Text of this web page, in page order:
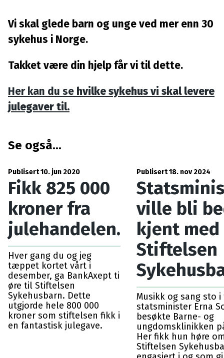
Vi skal glede barn og unge ved mer enn 30
sykehus i Norge.
Takket være din hjelp får vi til dette.
Her kan du se hvilke sykehus vi skal levere
julegaver til.
Se også...
Publisert 10. jun 2020
Fikk 825 000
kroner fra
julehandelen.
Hver gang du og jeg
tæppet kortet vårt i
desember, ga BankAxept ti
øre til Stiftelsen
Sykehusbarn. Dette
utgjorde hele 800 000
kroner som stiftelsen fikk i
en fantastisk julegave.
Publisert 18. nov 2024
ville bli
kjent med
Stiftelsen
Musikk og sang sto
statsminister Erna
besøkte Barne- og
ungdomsklinikken
Her fikk hun høre
Stiftelsen